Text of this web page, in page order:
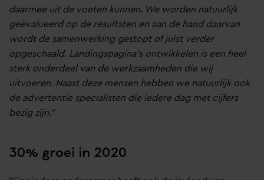
daarmee uit de voeten kunnen. We worden natuurlijk
geëvalueerd op de resultaten en aan de hand daarvan
wordt de samenwerking gestopt of juist verder
opgeschaald. Landingspagina’s ontwikkelen is een heel
sterk onderdeel van de werkzaamheden die wij
uitvoeren. Naast deze mensen hebben we natuurlijk ook
de advertentie specialisten die iedere dag met cijfers
bezig zijn.”
30% groei in 2020